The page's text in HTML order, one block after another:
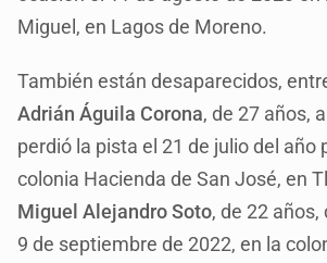
Miguel, en Lagos de Moreno.
También están desaparecidos,
Adrián Águila Corona, de 27 años,
perdió la pista el 21 de julio del año
colonia Hacienda de San José, en
Miguel Alejandro Soto, de 22 años,
9 de septiembre de 2022, en la